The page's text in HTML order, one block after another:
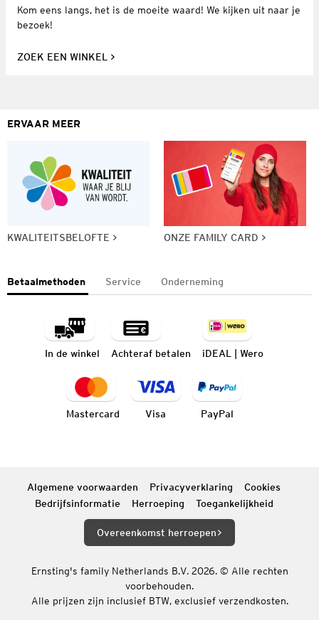
Kom eens langs, het is de moeite waard! We kijken uit naar je
bezoek!
ZOEK EEN WINKEL
ERVAAR MEER
KWALITEITSBELOFTE ONZE FAMILY CARD
Betaalmethoden Service Onderneming
In de winkel Achteraf betalen iDEAL | Wero
Mastercard Visa PayPal
Algemene voorwaarden Privacyverklaring
Cookies
Bedrijfsinformatie
Herroeping Toegankelijkheid
Overeenkomst herroepen
Ernsting's family Netherlands B.V. 2026. © Alle rechten
voorbehouden.
Alle prijzen zijn inclusief BTW, exclusief verzendkosten.